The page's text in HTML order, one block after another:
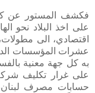
فكشف المستور عن كل
على اخذ البلاد نحو
اقتصادي، الى
عشرات المؤسسات
به كل جهة معنية
على غرار تكليف
حسابات مصرف لبنان،